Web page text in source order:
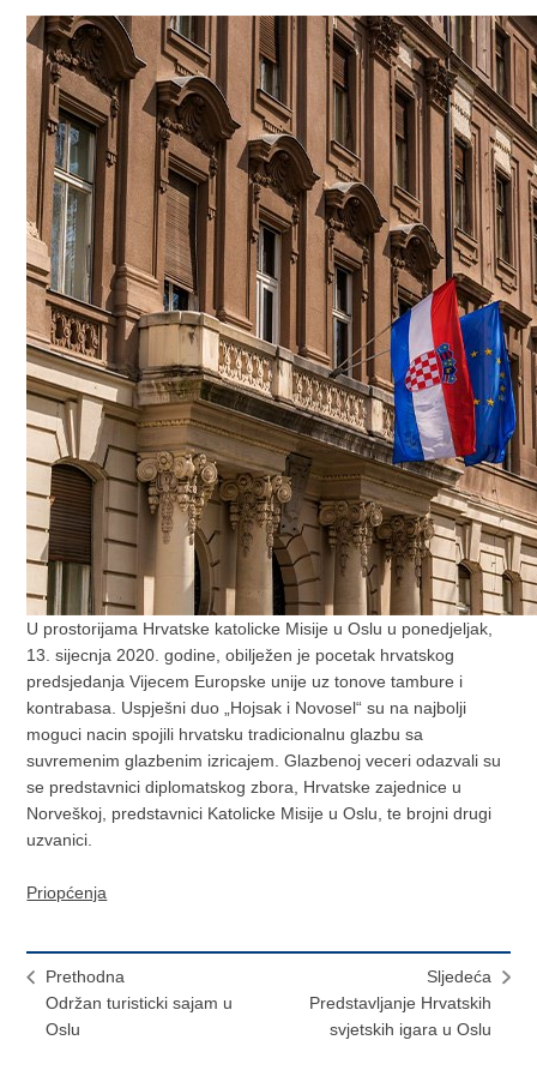
U prostorijama Hrvatske katolicke Misije u Oslu u ponedjeljak,
13. sijecnja 2020. godine, obilježen je pocetak hrvatskog
predsjedanja Vijecem Europske unije uz tonove tambure i
kontrabasa. Uspješni duo „Hojsak i Novosel“ su na najbolji
moguci nacin spojili hrvatsku tradicionalnu glazbu sa
suvremenim glazbenim izricajem. Glazbenoj veceri odazvali su
se predstavnici diplomatskog zbora, Hrvatske zajednice u
Norveškoj, predstavnici Katolicke Misije u Oslu, te brojni drugi
uzvanici.
Priopćenja
Prethodna
Održan turisticki sajam u
Oslu
Sljedeća
Predstavljanje Hrvatskih
svjetskih igara u Oslu